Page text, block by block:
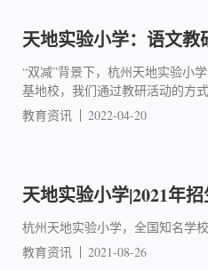
天地实验小学：语文教
“双减”背景下，杭州天地实验小
基地校，我们通过教研活动的方
教育资讯
2022-04-20
天地实验小学|2021年
杭州天地实验小学，全国知名学
教育资讯
2021-08-26